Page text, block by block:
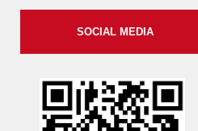
SOCIAL MEDIA